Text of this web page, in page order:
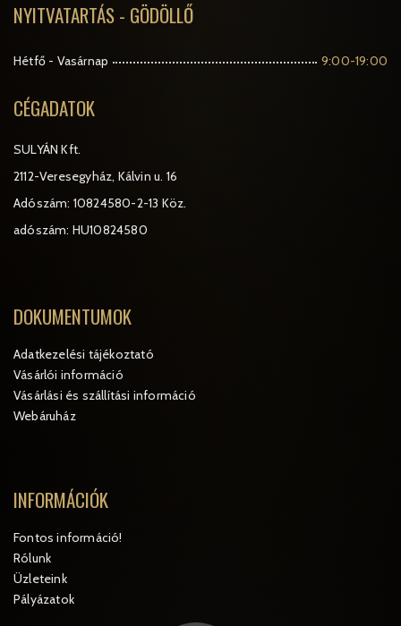
NYITVATARTÁS - GÖDÖLLŐ
Hétfő - Vasárnap 9:00-19:00
CÉGADATOK
SULYÁN Kft.
2112-Veresegyház, Kálvin u. 16
Adószám: 10824580-2-13 Köz.
adószám: HU10824580
DOKUMENTUMOK
Adatkezelési tájékoztató
Vásárlói információ
Vásárlási és szállítási információ
Webáruház
INFORMÁCIÓK
Fontos információ!
Rólunk
Üzleteink
Pályázatok